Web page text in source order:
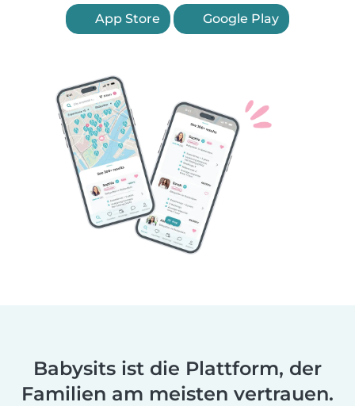
App Store Google Play
Babysits ist die Plattform, der
Familien am meisten vertrauen.